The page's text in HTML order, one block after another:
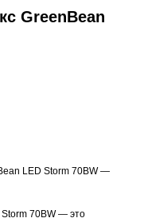
GreenBean
LED Storm 70BW —
70BW — это